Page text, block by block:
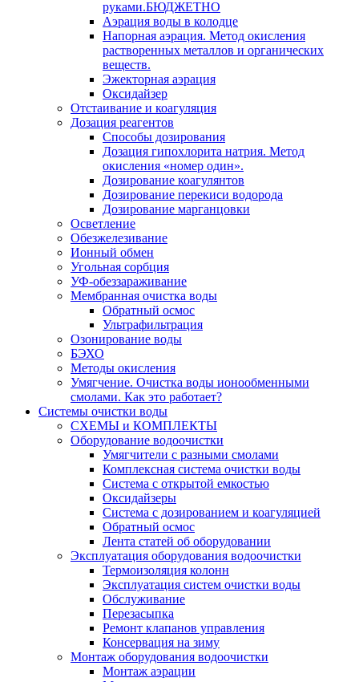
руками.БЮДЖЕТНО
Аэрация воды в колодце
Напорная аэрация. Метод окисления
растворенных металлов и органических
веществ.
Эжекторная аэрация
Оксидайзер
Отстаивание и коагуляция
Дозация реагентов
Способы дозирования
Дозация гипохлорита натрия. Метод
окисления «номер один».
Дозирование коагулянтов
Дозирование перекиси водорода
Дозирование марганцовки
Осветление
Обезжелезивание
Ионный обмен
Угольная сорбция
УФ-обеззараживание
Мембранная очистка воды
Обратный осмос
Ультрафильтрация
Озонирование воды
БЭХО
Методы окисления
Умягчение. Очистка воды ионообменными
смолами. Как это работает?
Системы очистки воды
СХЕМЫ и КОМПЛЕКТЫ
Оборудование водоочистки
Умягчители с разными смолами
Комплексная система очистки воды
Система с открытой емкостью
Оксидайзеры
Система с дозированием и коагуляцией
Обратный осмос
Лента статей об оборудовании
Эксплуатация оборудования водоочистки
Термоизоляция колонн
Эксплуатация систем очистки воды
Обслуживание
Перезасыпка
Ремонт клапанов управления
Консервация на зиму
Монтаж оборудования водоочистки
Монтаж аэрации